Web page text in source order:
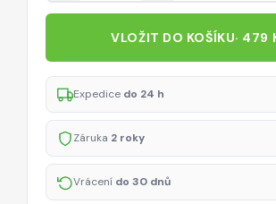
VLOŽIT DO KOŠÍKU· 479
Expedice do 24 h
Záruka 2 roky
Vrácení do 30 dnů